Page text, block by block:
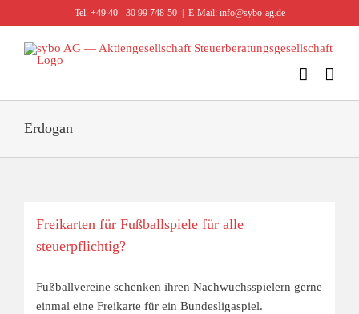
Inhalt
springen
Tel. +49 40 - 30 99 748-50 E-Mail: info@sybo-ag.de
Erdogan
Freikarten für Fußballspiele für alle
steuerpflichtig?
Fußballvereine schenken ihren Nachwuchsspielern gerne
einmal eine Freikarte für ein Bundesligaspiel.